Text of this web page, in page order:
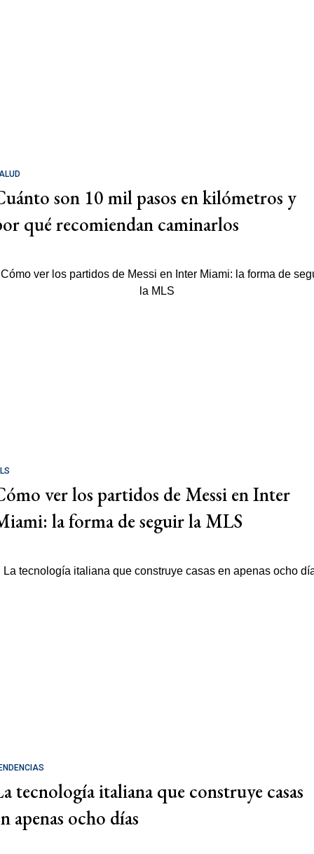
son 10 mil pasos en kilómetros y
qué recomiendan caminarlos
ver los partidos de Messi en Inter
la forma de seguir la MLS
tecnología italiana que construye casas
apenas ocho días